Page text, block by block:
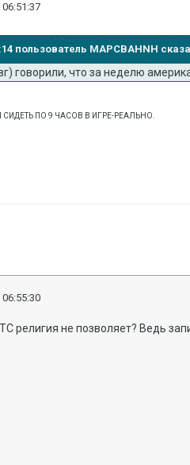
пользователь MAPCBAHNH
говорили, что за неделю
ПО 9 ЧАСОВ В ИГРЕ-РЕАЛЬНО.
религия не позволяет? Ведь